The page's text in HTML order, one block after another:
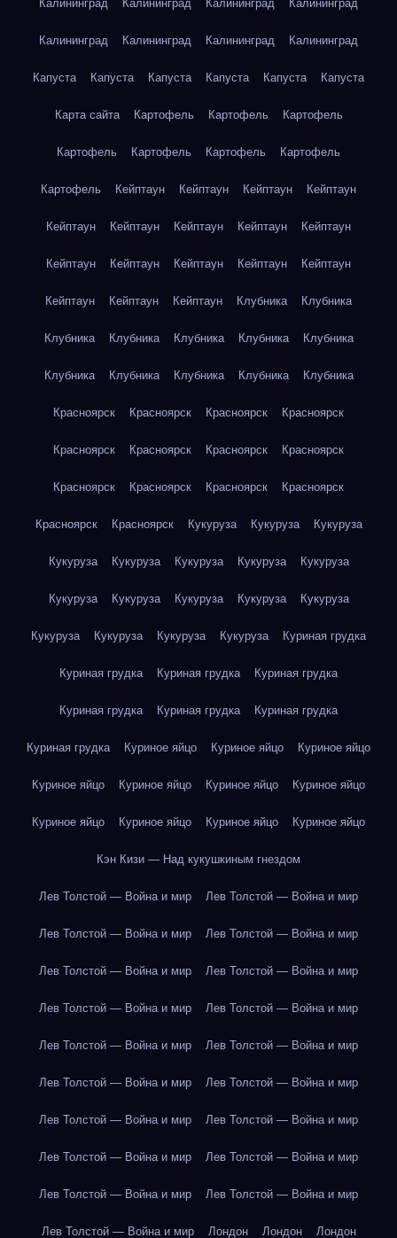
Калининград Калининград Калининград Калининград
Калининград Калининград Калининград Калининград
Капуста Капуста Капуста Капуста Капуста Капуста
Карта сайта Картофель Картофель Картофель
Картофель Картофель Картофель Картофель
Картофель Кейптаун Кейптаун Кейптаун Кейптаун
Кейптаун Кейптаун Кейптаун Кейптаун Кейптаун
Кейптаун Кейптаун Кейптаун Кейптаун Кейптаун
Кейптаун Кейптаун Кейптаун Клубника Клубника
Клубника Клубника Клубника Клубника Клубника
Клубника Клубника Клубника Клубника Клубника
Красноярск Красноярск Красноярск Красноярск
Красноярск Красноярск Красноярск Красноярск
Красноярск Красноярск Красноярск Красноярск
Красноярск Красноярск Кукуруза Кукуруза Кукуруза
Кукуруза Кукуруза Кукуруза Кукуруза Кукуруза
Кукуруза Кукуруза Кукуруза Кукуруза Кукуруза
Кукуруза Кукуруза Кукуруза Кукуруза Куриная грудка
Куриная грудка Куриная грудка Куриная грудка
Куриная грудка Куриная грудка Куриная грудка
Куриная грудка Куриное яйцо Куриное яйцо Куриное яйцо
Куриное яйцо Куриное яйцо Куриное яйцо Куриное яйцо
Куриное яйцо Куриное яйцо Куриное яйцо Куриное яйцо
Кэн Кизи — Над кукушкиным гнездом
Лев Толстой — Война и мир Лев Толстой — Война и мир
Лев Толстой — Война и мир Лев Толстой — Война и мир
Лев Толстой — Война и мир Лев Толстой — Война и мир
Лев Толстой — Война и мир Лев Толстой — Война и мир
Лев Толстой — Война и мир Лев Толстой — Война и мир
Лев Толстой — Война и мир Лев Толстой — Война и мир
Лев Толстой — Война и мир Лев Толстой — Война и мир
Лев Толстой — Война и мир Лев Толстой — Война и мир
Лев Толстой — Война и мир Лев Толстой — Война и мир
Лев Толстой — Война и мир Лондон Лондон Лондон